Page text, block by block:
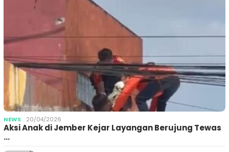
NEWS 20/04/2026
Aksi Anak di Jember Kejar Layangan Berujung Tewas
…